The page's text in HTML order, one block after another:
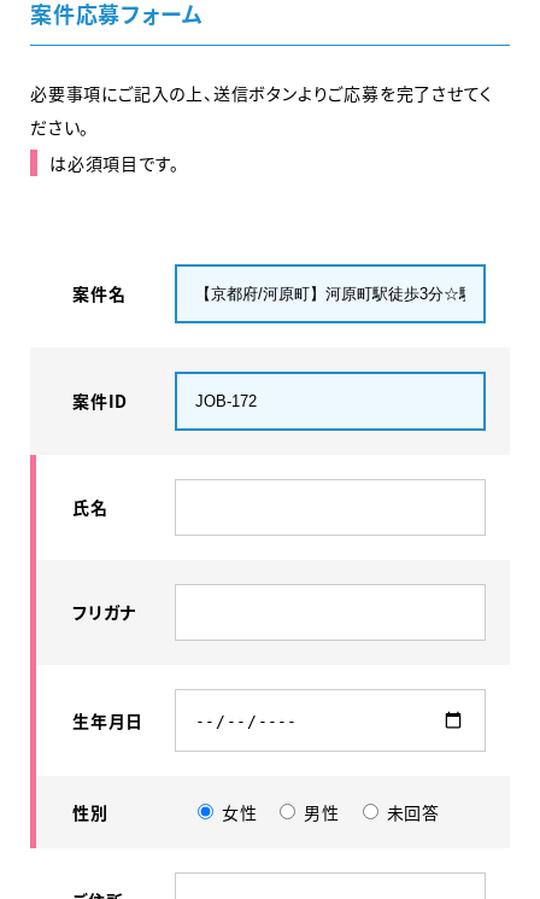
案件応募フォーム
必要事項にご記入の上、送信ボタンよりご応募を完了させてく
ださい。
は必須項目です。
案件名
案件ID
氏名
フリガナ
生年月日
性別 女性 男性 未回答